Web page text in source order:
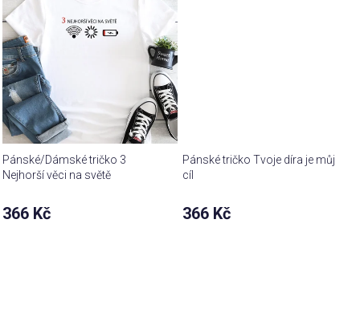
Pánské/Dámské tričko 3
Nejhorší věci na světě
366 Kč
Pánské tričko Tvoje díra je můj
cíl
366 Kč